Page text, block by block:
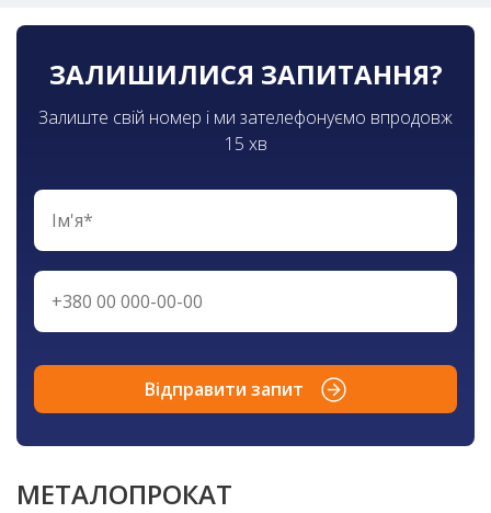
ЗАЛИШИЛИСЯ ЗАПИТАННЯ?
Залиште свій номер і ми зателефонуємо впродовж
15 хв
Відправити запит
МЕТАЛОПРОКАТ